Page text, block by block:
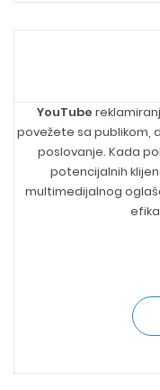
YouTube
povežete sa publikom,
poslovanje. Kada
potencijalnih
multimedijalnog